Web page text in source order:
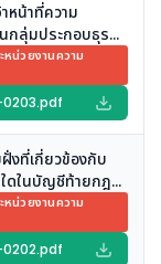
หน้าที่ความ
ลุ่มประกอบธุรกิจ
ข้อง
น่วยงานความ
งที่เกี่ยวข้องกับ
ใดในบัญชีท้ายกฎ
ทำงานฯ พ.ศ.
น่วยงานความ